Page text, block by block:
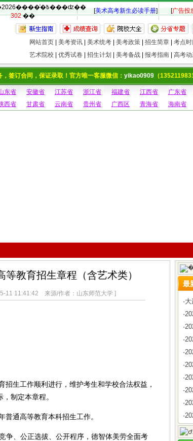
�������2026����ͨ�߿���ʣ��
302��
[美术高考新生必读手册] [广告投
网站首页| 美考资讯| 美术统考| 美考政策| 招生简章| 考点时
艺术院校| 优秀试卷| 招生计划 美考备战| 报考指南| 高考动
签订合同，保证录取！官方唯一客服微信： yikao0909 （
东省 安徽省 江苏省 浙江省 福建省 江西省 广东省
西省 甘肃省 云南省 贵州省 广西区 青海省 海南省
教育招生章程（含艺术类）
11 11:41:42 来源/作者：山东师范大学 ]
招生工作顺利进行，维护考生和学校合法权益，
制定本章程。
通高等教育本科招生工作。
、公正选拔、公开程序，德智体美劳全面考
最
·
·
·
·
·
·
·
·
·
·